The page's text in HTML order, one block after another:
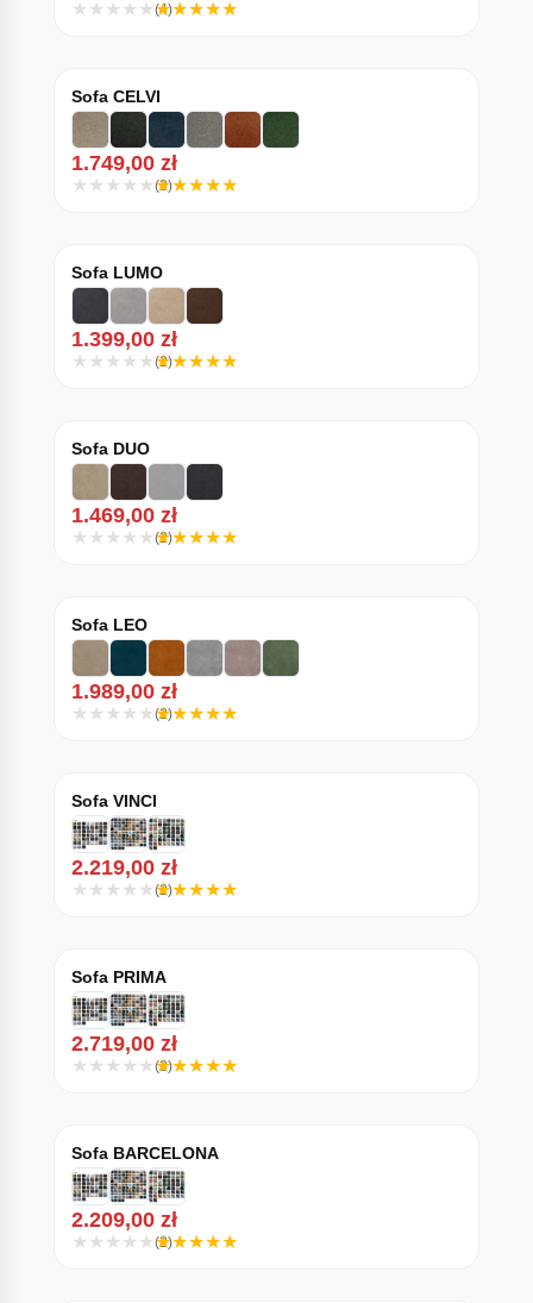
(4)
Sofa CELVI
1.749,00 zł
(3)
Sofa LUMO
1.399,00 zł
(2)
Sofa DUO
1.469,00 zł
(2)
Sofa LEO
1.989,00 zł
(2)
Sofa VINCI
2.219,00 zł
(2)
Sofa PRIMA
2.719,00 zł
(3)
Sofa BARCELONA
2.209,00 zł
(2)